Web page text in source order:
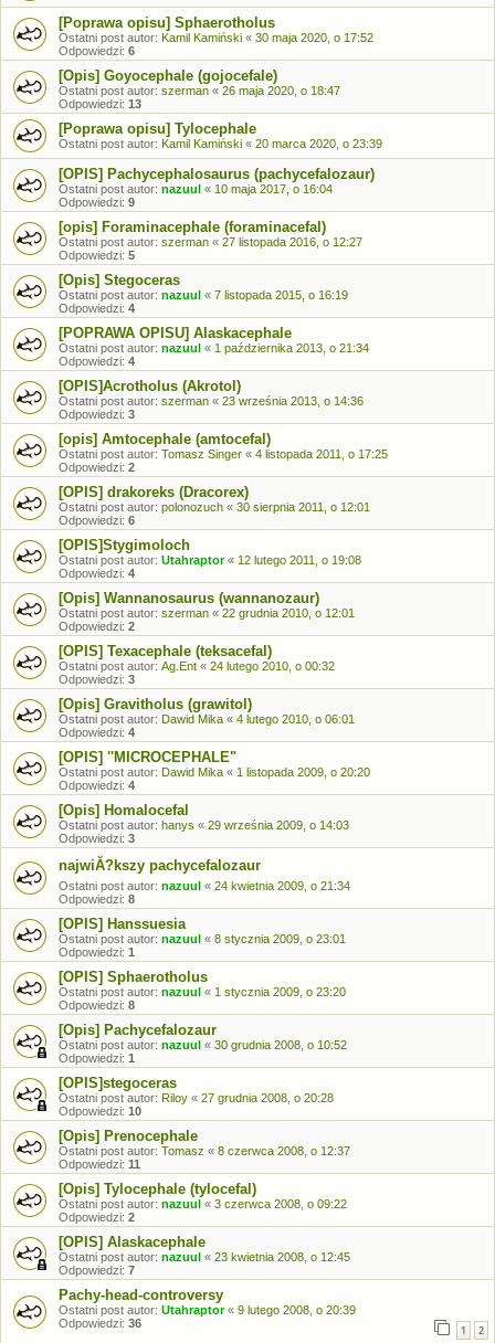
[Poprawa opisu] Sphaerotholus
Ostatni post autor: Kamil Kamiński « 30 maja 2020, o 17:52
Odpowiedzi: 6
[Opis] Goyocephale (gojocefale)
Ostatni post autor: szerman « 26 maja 2020, o 18:47
Odpowiedzi: 13
[Poprawa opisu] Tylocephale
Ostatni post autor: Kamil Kamiński « 20 marca 2020, o 23:39
[OPIS] Pachycephalosaurus (pachycefalozaur)
Ostatni post autor: nazuul « 10 maja 2017, o 16:04
Odpowiedzi: 9
[opis] Foraminacephale (foraminacefal)
Ostatni post autor: szerman « 27 listopada 2016, o 12:27
Odpowiedzi: 5
[Opis] Stegoceras
Ostatni post autor: nazuul « 7 listopada 2015, o 16:19
Odpowiedzi: 4
[POPRAWA OPISU] Alaskacephale
Ostatni post autor: nazuul « 1 października 2013, o 21:34
Odpowiedzi: 4
[OPIS]Acrotholus (Akrotol)
Ostatni post autor: szerman « 23 września 2013, o 14:36
Odpowiedzi: 3
[opis] Amtocephale (amtocefal)
Ostatni post autor: Tomasz Singer « 4 listopada 2011, o 17:25
Odpowiedzi: 2
[OPIS] drakoreks (Dracorex)
Ostatni post autor: polonozuch « 30 sierpnia 2011, o 12:01
Odpowiedzi: 6
[OPIS]Stygimoloch
Ostatni post autor: Utahraptor« 12 lutego 2011, o 19:08
Odpowiedzi: 4
[Opis] Wannanosaurus (wannanozaur)
Ostatni post autor: szerman « 22 grudnia 2010, o 12:01
Odpowiedzi: 2
[OPIS] Texacephale (teksacefal)
Ostatni post autor: Ag.Ent « 24 lutego 2010, o 00:32
Odpowiedzi: 3
[Opis] Gravitholus (grawitol)
Ostatni post autor: Dawid Mika « 4 lutego 2010, o 06:01
Odpowiedzi: 4
[OPIS] ''MICROCEPHALE"
Ostatni post autor: Dawid Mika « 1 listopada 2009, o 20:20
Odpowiedzi: 4
[Opis] Homalocefal
Ostatni post autor: hanys « 29 września 2009, o 14:03
Odpowiedzi: 3
najwiĂ?kszy pachycefalozaur
Ostatni post autor: nazuul « 24 kwietnia 2009, o 21:34
Odpowiedzi: 8
[OPIS] Hanssuesia
Ostatni post autor: nazuul « 8 stycznia 2009, o 23:01
Odpowiedzi: 1
[OPIS] Sphaerotholus
Ostatni post autor: nazuul « 1 stycznia 2009, o 23:20
Odpowiedzi: 8
[Opis] Pachycefalozaur
Ostatni post autor: nazuul « 30 grudnia 2008, o 10:52
Odpowiedzi: 1
[OPIS]stegoceras
Ostatni post autor: Riloy « 27 grudnia 2008, o 20:28
Odpowiedzi: 10
[Opis] Prenocephale
Ostatni post autor: Tomasz « 8 czerwca 2008, o 12:37
Odpowiedzi: 11
[Opis] Tylocephale (tylocefal)
Ostatni post autor: nazuul « 3 czerwca 2008, o 09:22
Odpowiedzi: 2
[OPIS] Alaskacephale
Ostatni post autor: nazuul « 23 kwietnia 2008, o 12:45
Odpowiedzi: 7
Pachy-head-controversy
Ostatni post autor: Utahraptor« 9 lutego 2008, o 20:39
Odpowiedzi: 36 1 2